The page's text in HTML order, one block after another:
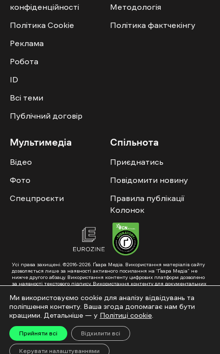
конфіденційності
Політика Cookie
Реклама
Робота
ID
Всі теми
Публічний договір
Методологія
Політика фактчекінгу
Мультимедіа
Відео
Фото
Спецпроєкти
Спільнота
Приєднатись
Повідомити новину
Правила публікації
Колонок
Усі права захищені. ©2016-2026. Ґвара Медіа. Використання матеріалів сайту
дозволяється лише за наявності активного посилання на “Ґвара Медіа” не
нижче другого абзацу. Використання контенту цифрових платформ дозволено
за наявності текстового підпису. Використання контенту для документальних
схвалення від редакції.
Суб’єкт у сфері онлайн-медіа; ідентифікатор медіа – R40-01353. Поштова
адреса: ГО «Ґвара Медіа», 61057, Харків, вул. Гоголя, 14, абонентська скринька
№7400
Підкинь нам тему на пошту – hello@gwaramedia.com
Модернізація сайту:
Ми використовуємо cookie для аналізу відвідувань та
поліпшення контенту. Ваша згода допомагає нам бути
кращими. Детальніше — у Політиці cookie
Прийняти всі Відхилити всі
Керувати налаштуваннями